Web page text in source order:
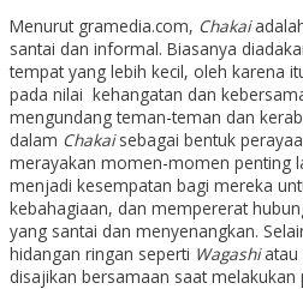
Menurut gramedia.com, Chakai
santai dan informal. Biasanya
tempat yang lebih kecil, oleh karena
pada nilai kehangatan dan
mengundang teman-teman dan
dalam Chakaisebagai bentuk
merayakan momen-momen penting
menjadi kesempatan bagi mereka
kebahagiaan, dan mempererat
yang santai dan menyenangkan.
hidangan ringan seperti Wagashiatau
disajikan bersamaan saat melakukan